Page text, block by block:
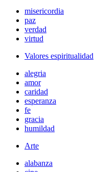
misericordia
paz
verdad
virtud
Valores espiritualidad
alegria
amor
caridad
esperanza
fe
gracia
humildad
Arte
alabanza